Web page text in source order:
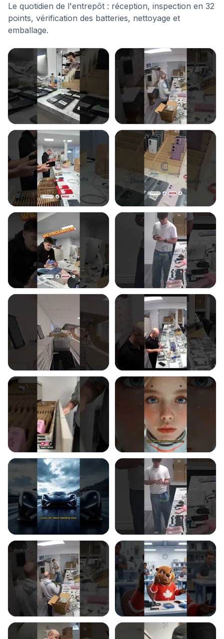
Le quotidien de l'entrepôt : réception, inspection en 32
points, vérification des batteries, nettoyage et
emballage.